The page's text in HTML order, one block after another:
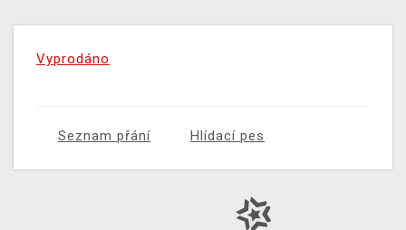
Vyprodáno
Seznam přání Hlídací pes